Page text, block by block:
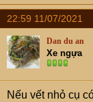
22:59 11/07/2021
Dan du an
Xe ngựa
Nếu vết nhỏ cụ